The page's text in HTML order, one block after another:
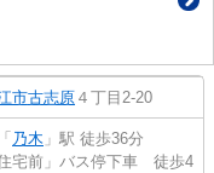
市古志原 ４丁目2-20
「 乃木 」駅 徒歩36分
住宅前」バス停下車 徒歩4